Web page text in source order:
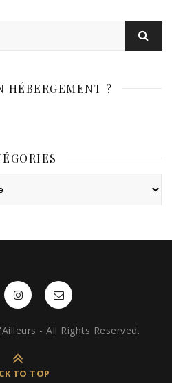
HÉBERGEMENT ?
- All Rights Reserved.
TO TOP